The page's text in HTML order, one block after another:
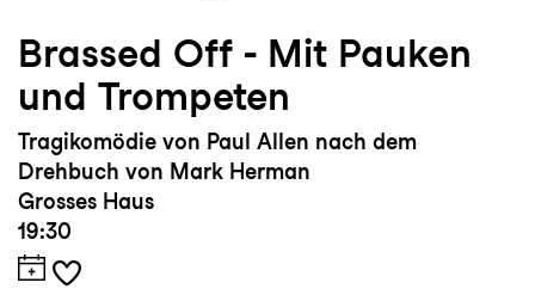
Brassed Off - Mit Pauken
und Trompeten
Tragikomödie von Paul Allen nach dem
Drehbuch von Mark Herman
Grosses Haus
19:30